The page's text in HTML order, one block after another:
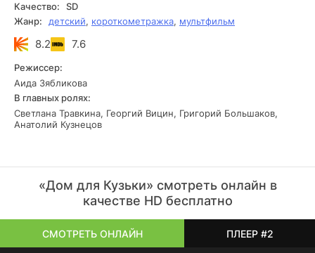
Качество:
SD
Жанр:
детский, короткометражка, мультфильм
8.2 7.6
Режиссер:
Аида Зябликова
В главных ролях:
Светлана Травкина, Георгий Вицин, Григорий Большаков,
Анатолий Кузнецов
«Дом для Кузьки» смотреть онлайн в
качестве HD бесплатно
СМОТРЕТЬ ОНЛАЙН ПЛЕЕР #2